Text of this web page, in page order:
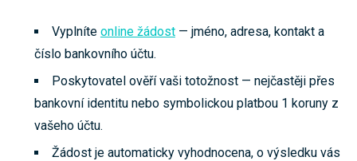
Vyplníte online žádost— jméno, adresa, kontakt a
číslo bankovního účtu.
Poskytovatel ověří vaši totožnost — nejčastěji přes
bankovní identitu nebo symbolickou platbou 1 koruny z
vašeho účtu.
Žádost je automaticky vyhodnocena, o výsledku vás